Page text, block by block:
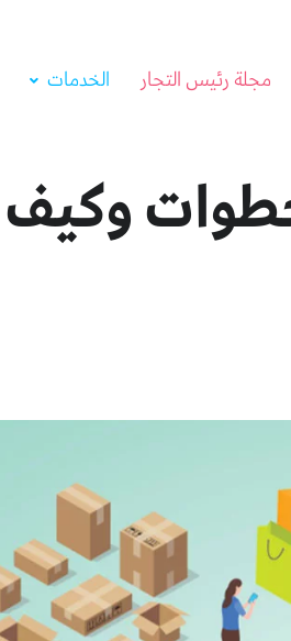
مجلة رئيس التجار الخدمات
إلكتروني في 7 خطوات وكيف